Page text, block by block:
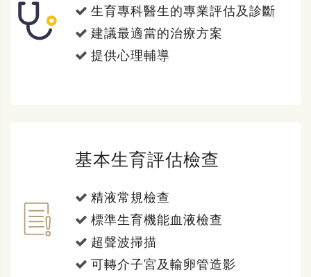
生育專科醫生的專業評估及診斷
建議最適當的治療方案
提供心理輔導
基本生育評估檢查
精液常規檢查
標準生育機能血液檢查
超聲波掃描
可轉介子宮及輸卵管造影